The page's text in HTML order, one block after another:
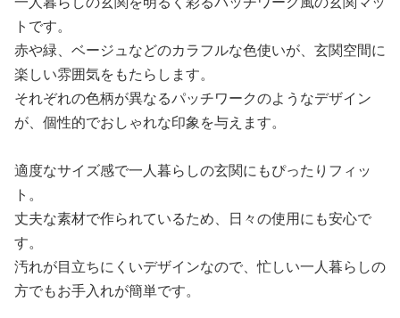
トです。
赤や緑、ベージュなどのカラフルな色使いが、玄関空間に
楽しい雰囲気をもたらします。
それぞれの色柄が異なるパッチワークのようなデザイン
が、個性的でおしゃれな印象を与えます。
適度なサイズ感で一人暮らしの玄関にもぴったりフィッ
ト。
丈夫な素材で作られているため、日々の使用にも安心で
す。
汚れが目立ちにくいデザインなので、忙しい一人暮らしの
方でもお手入れが簡単です。